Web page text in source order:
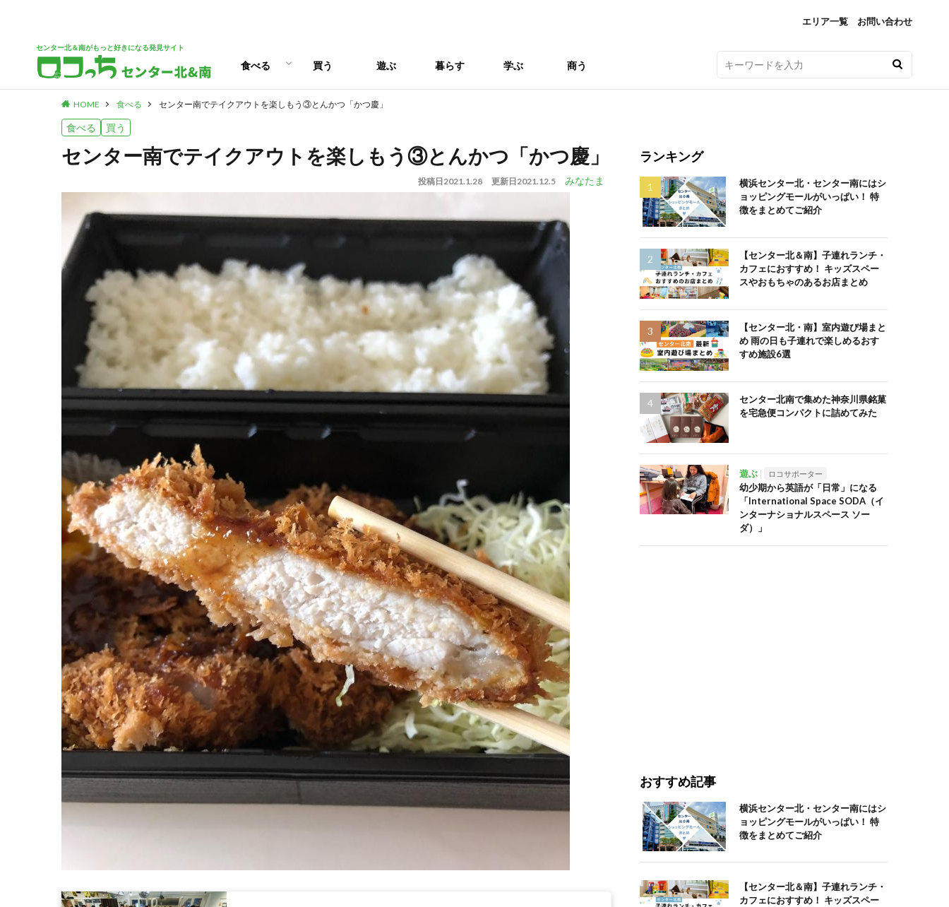
エリア一覧 お問い合わせ
センター北＆南がもっと好きになる発見サイト
食べる
パン
スイーツ
ランチ
カフェ
買う 遊ぶ 暮らす 学ぶ 商う
HOME 食べる センター南でテイクアウトを楽しもう③とんかつ「かつ慶」
食べる 買う
センター南でテイクアウトを楽しもう③とんかつ「かつ慶」
投稿日2021.1.28 更新日2021.12.5 みなたま
ランキング
横浜センター北・センター南にはシ
ョッピングモールがいっぱい！ 特
徴をまとめてご紹介
【センター北＆南】子連れランチ・
カフェにおすすめ！ キッズスペー
スやおもちゃのあるお店まとめ
【センター北・南】室内遊び場まと
め 雨の日も子連れで楽しめるおす
すめ施設6選
センター北南で集めた神奈川県銘菓
を宅急便コンパクトに詰めてみた
遊ぶ ロコサポーター
幼少期から英語が「日常」になる
「International Space SODA（イ
ンターナショナルスペース ソー
ダ）」
おすすめ記事
横浜センター北・センター南にはシ
ョッピングモールがいっぱい！ 特
徴をまとめてご紹介
【センター北＆南】子連れランチ・
カフェにおすすめ！ キッズスペー